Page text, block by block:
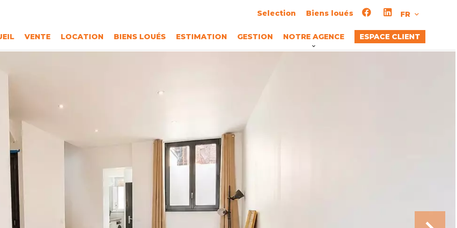
Selection Biens loués FR
VENTE LOCATION BIENS LOUÉS ESTIMATION GESTION NOTRE AGENCE ESPACE CLIENT